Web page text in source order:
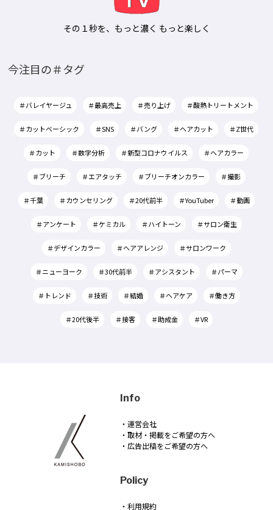
その１秒を、もっと濃く もっと楽しく
今注目の＃タグ
＃バレイヤージュ ＃最高売上 ＃売り上げ ＃酸熱トリートメント
＃カットベーシック ＃SNS ＃バング ＃ヘアカット ＃Z世代
＃カット ＃数字分析 ＃新型コロナウイルス ＃ヘアカラー
＃ブリーチ ＃エアタッチ ＃ブリーチオンカラー ＃撮影
＃千葉 ＃カウンセリング ＃20代前半 ＃YouTuber ＃動画
＃アンケート ＃ケミカル ＃ハイトーン ＃サロン衛生
＃デザインカラー ＃ヘアアレンジ ＃サロンワーク
＃ニューヨーク ＃30代前半 ＃アシスタント ＃パーマ
＃トレンド ＃技術 ＃結婚 ＃ヘアケア ＃働き方
＃20代後半 ＃接客 ＃助成金 ＃VR
Info
・運営会社
・取材・掲載をご希望の方へ
・広告出稿をご希望の方へ
Policy
・利用規約